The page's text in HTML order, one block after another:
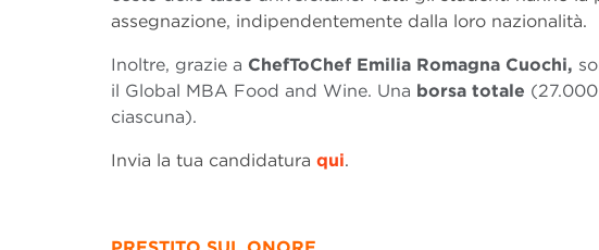
assegnazione, indipendentemente dalla loro nazionalità.
Inoltre, grazie a ChefToChef Emilia Romagna Cuochi,
il Global MBA Food and Wine. Una borsa totale
ciascuna).
Invia la tua candidatura qui.